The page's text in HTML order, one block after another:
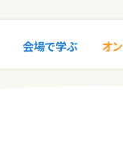
会場で学ぶ オ